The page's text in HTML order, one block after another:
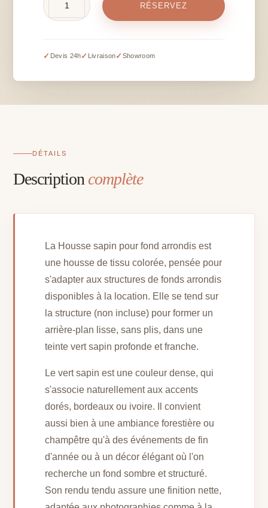
pour
arrondis
RÉSERVEZ
✓ Devis 24h✓ Livraison✓ Showroom
DÉTAILS
Description complète
La Housse sapin pour fond arrondis est
une housse de tissu colorée, pensée pour
s'adapter aux structures de fonds arrondis
disponibles à la location. Elle se tend sur
la structure (non incluse) pour former un
arrière-plan lisse, sans plis, dans une
teinte vert sapin profonde et franche.
Le vert sapin est une couleur dense, qui
s'associe naturellement aux accents
dorés, bordeaux ou ivoire. Il convient
aussi bien à une ambiance forestière ou
champêtre qu'à des événements de fin
d'année ou à un décor élégant où l'on
recherche un fond sombre et structuré.
Son rendu tendu assure une finition nette,